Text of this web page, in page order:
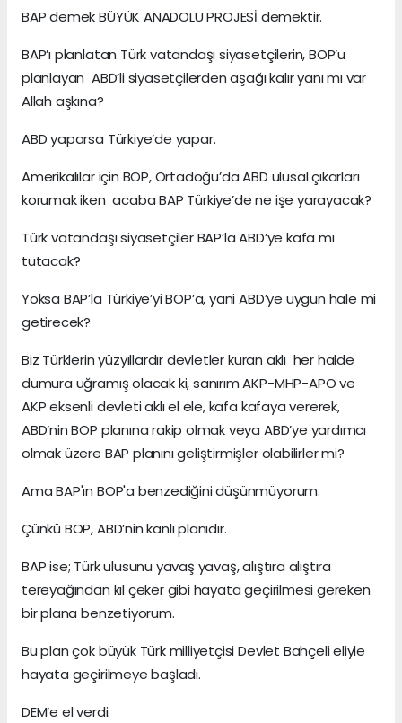
BAP demek BÜYÜK ANADOLU PROJESİ demektir.
BAP’ı planlatan Türk vatandaşı siyasetçilerin, BOP’u
planlayan ABD’li siyasetçilerden aşağı kalır yanı mı var
Allah aşkına?
ABD yaparsa Türkiye’de yapar.
Amerikalılar için BOP, Ortadoğu’da ABD ulusal çıkarları
korumak iken acaba BAP Türkiye’de ne işe yarayacak?
Türk vatandaşı siyasetçiler BAP’la ABD’ye kafa mı
tutacak?
Yoksa BAP’la Türkiye’yi BOP’a, yani ABD’ye uygun hale mi
getirecek?
Biz Türklerin yüzyıllardır devletler kuran aklı her halde
dumura uğramış olacak ki, sanırım AKP-MHP-APO ve
AKP eksenli devleti aklı el ele, kafa kafaya vererek,
ABD’nin BOP planına rakip olmak veya ABD’ye yardımcı
olmak üzere BAP planını geliştirmişler olabilirler mi?
Ama BAP'ın BOP'a benzediğini düşünmüyorum.
Çünkü BOP, ABD’nin kanlı planıdır.
BAP ise; Türk ulusunu yavaş yavaş, alıştıra alıştıra
tereyağından kıl çeker gibi hayata geçirilmesi gereken
bir plana benzetiyorum.
Bu plan çok büyük Türk milliyetçisi Devlet Bahçeli eliyle
hayata geçirilmeye başladı.
DEM’e el verdi.